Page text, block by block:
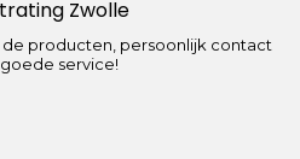
Zwolle
de producten, persoonlijk contact
service!